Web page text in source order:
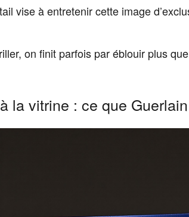
vise à entretenir cette image
on finit parfois par éblouir plus
la vitrine : ce que